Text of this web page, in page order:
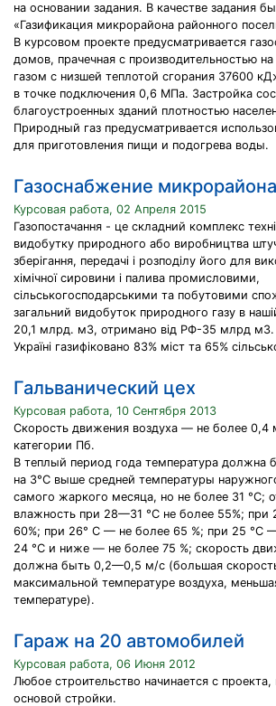
на основании задания. В качестве задания
«Газификация микрорайона районного
В курсовом проекте предусматривается
домов, прачечная с производительностью
газом с низшей теплотой сгорания 37600
в точке подключения 0,6 МПа. Застройка
благоустроенных зданий плотностью
Природный газ предусматривается
для приготовления пищи и подогрева воды.
Газоснабжение
Курсовая работа, 02 Апреля 2015
Газопостачання - це складний комплекс
видобутку природного або виробництва
зберігання, передачі і розподілу його для
хімічної сировини і палива промисловими,
сільськогосподарськими та побутовими
загальний видобуток природного газу в
20,1 млрд. м3, отримано від РФ-35 млрд м3.
Україні газифіковано 83% міст та 65%
Гальванический цех
Курсовая работа, 10 Сентября 2013
Скорость движения воздуха — не более 0,4
категории Пб.
В теплый период года температура должна
на 3°С выше средней температуры
самого жаркого месяца, но не более 31 °С;
влажность при 28—31 °С не более 55%; при
60%; при 26° С — не более 65 %; при 25 °С
24 °С и ниже — не более 75 %; скорость
должна быть 0,2—0,5 м/с (большая скорость
максимальной температуре воздуха,
температуре).
Гараж на 20 автомобилей
Курсовая работа, 06 Июня 2012
Любое строительство начинается с
основой стройки.